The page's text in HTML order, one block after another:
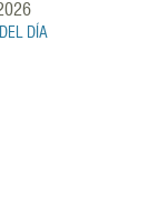
DÍA